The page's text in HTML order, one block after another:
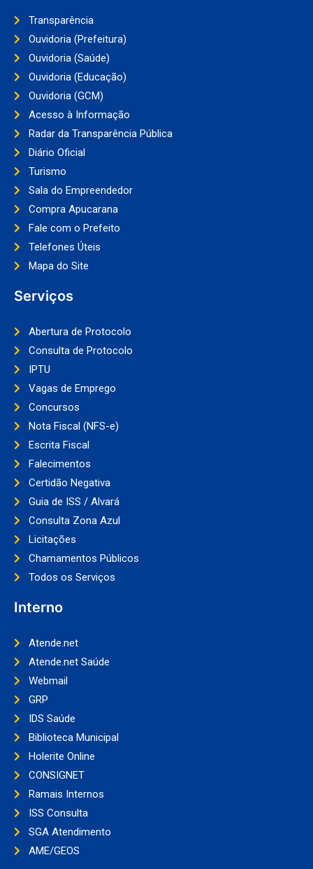
Transparência
Ouvidoria (Prefeitura)
Ouvidoria (Saúde)
Ouvidoria (Educação)
Ouvidoria (GCM)
Acesso à Informação
Radar da Transparência Pública
Diário Oficial
Turismo
Sala do Empreendedor
Compra Apucarana
Fale com o Prefeito
Telefones Úteis
Mapa do Site
Serviços
Abertura de Protocolo
Consulta de Protocolo
IPTU
Vagas de Emprego
Concursos
Nota Fiscal (NFS-e)
Escrita Fiscal
Falecimentos
Certidão Negativa
Guia de ISS / Alvará
Consulta Zona Azul
Licitações
Chamamentos Públicos
Todos os Serviços
Interno
Atende.net
Atende.net Saúde
Webmail
GRP
IDS Saúde
Biblioteca Municipal
Holerite Online
CONSIGNET
Ramais Internos
ISS Consulta
SGA Atendimento
AME/GEOS